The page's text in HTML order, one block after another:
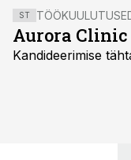
ST
Aurora
Kandideerimise